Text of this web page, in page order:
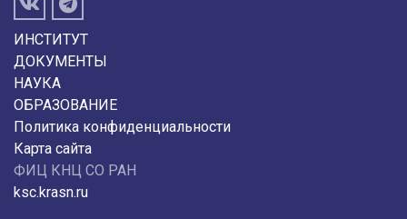
ИНСТИТУТ
ДОКУМЕНТЫ
НАУКА
ОБРАЗОВАНИЕ
Политика конфиденциальности
Карта сайта
ФИЦ КНЦ СО РАН
ksc.krasn.ru